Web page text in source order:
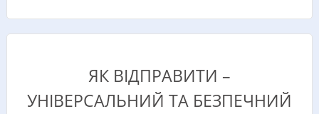
ЯК ВІДПРАВИТИ –
УНІВЕРСАЛЬНИЙ ТА БЕЗПЕЧНИЙ